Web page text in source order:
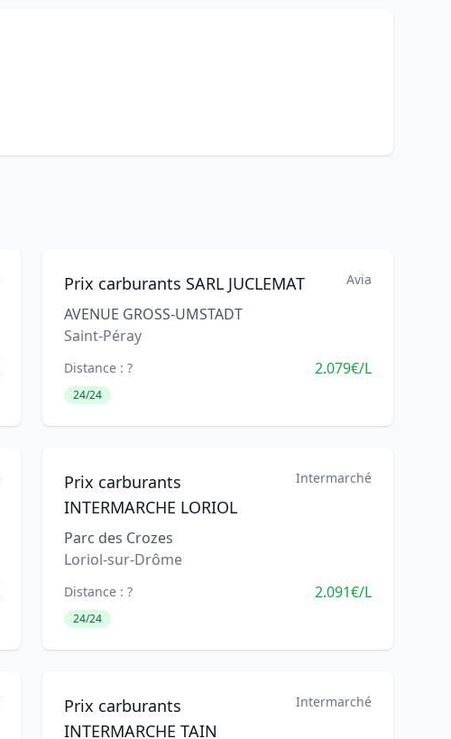
Prix carburants SARL JUCLEMAT Avia
AVENUE GROSS-UMSTADT
Saint-Péray
Distance : ? 2.079€/L
24/24
Prix carburants
INTERMARCHE LORIOL
Intermarché
Parc des Crozes
Loriol-sur-Drôme
Distance : ? 2.091€/L
24/24
Prix carburants
INTERMARCHE TAIN
Intermarché